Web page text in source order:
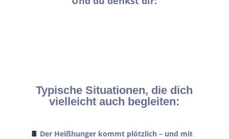
Typische Situationen, die dich
vielleicht auch begleiten:
🍫 Der Heißhunger kommt plötzlich – und mit